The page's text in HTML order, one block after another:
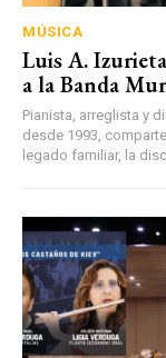
MÚSICA
Luis A.
a la Banda
Pianista, arreglista y
desde 1993,
legado familiar, la